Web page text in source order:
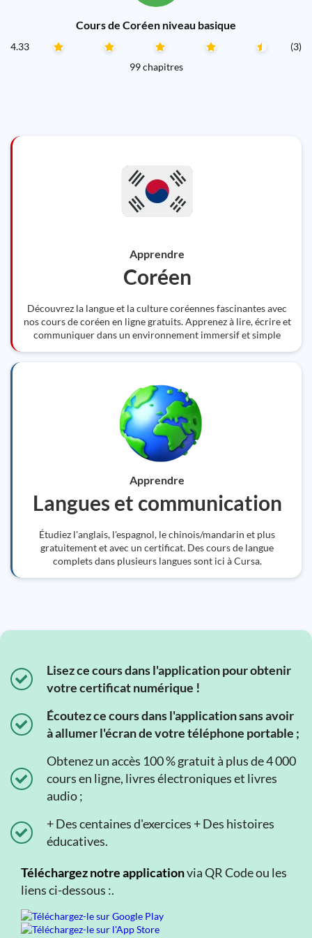
Cours de Coréen niveau basique
4.33
(3)
99 chapitres
Apprendre
Coréen
Découvrez la langue et la culture coréennes fascinantes avec
nos cours de coréen en ligne gratuits. Apprenez à lire, écrire et
communiquer dans un environnement immersif et simple
Apprendre
Langues et communication
Étudiez l'anglais, l'espagnol, le chinois/mandarin et plus
gratuitement et avec un certificat. Des cours de langue
complets dans plusieurs langues sont ici à Cursa.
Lisez ce cours dans l'application pour obtenir
votre certificat numérique !
Écoutez ce cours dans l'application sans avoir
à allumer l'écran de votre téléphone portable ;
Obtenez un accès 100 % gratuit à plus de 4 000
cours en ligne, livres électroniques et livres
audio ;
+ Des centaines d'exercices + Des histoires
éducatives.
Téléchargez notre applicationvia QR Code ou les
liens ci-dessous :.